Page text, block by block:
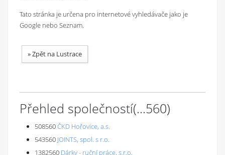
Tato stránka je určena pro internetové vyhledávače jako je
Google nebo Seznam.
»Zpět na Lustrace
Přehled společností(...560)
508560ČKD Hořovice, a.s.
543560 JOINTS, spol. s r.o.
1382560 Dárky - ruční práce, s.r.o.